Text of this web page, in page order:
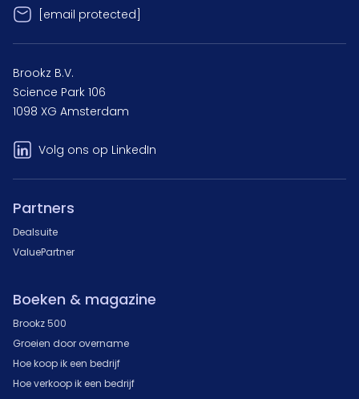
[email protected]
Brookz B.V.
Science Park 106
1098 XG Amsterdam
Volg ons op LinkedIn
Partners
Dealsuite
ValuePartner
Boeken & magazine
Brookz 500
Groeien door overname
Hoe koop ik een bedrijf
Hoe verkoop ik een bedrijf